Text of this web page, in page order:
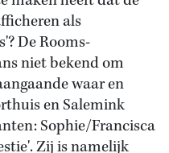
als
De Rooms-
niet bekend om
waar en
en Salemink
Sophie/Francisca
Zij is namelijk